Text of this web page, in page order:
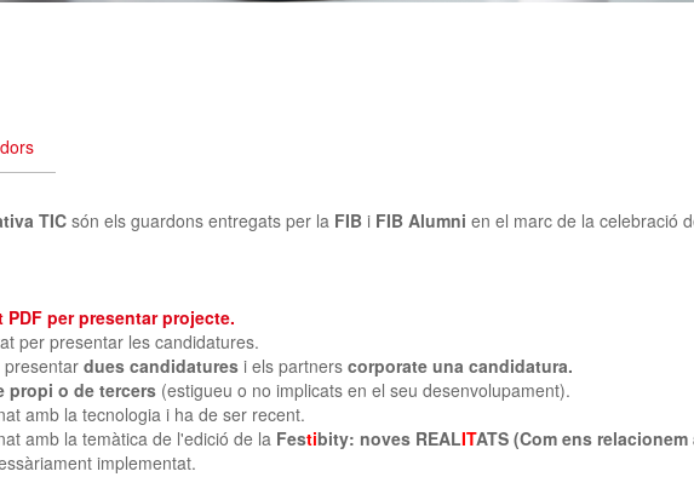
TIC són els guardons entregats per la FIB i FIB Alumni en el marc de la celebració
per presentar projecte.
per presentar les candidatures.
dues candidatures i els partners corporate una candidatura.
propi o de tercers (estigueu o no implicats en el seu desenvolupament).
amb la tecnologia i ha de ser recent.
amb la temàtica de l'edició de la Festibity: noves REALITATS (Com ens
implementat.